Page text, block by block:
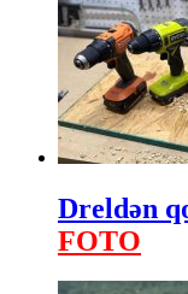
Dreldən
FOTO